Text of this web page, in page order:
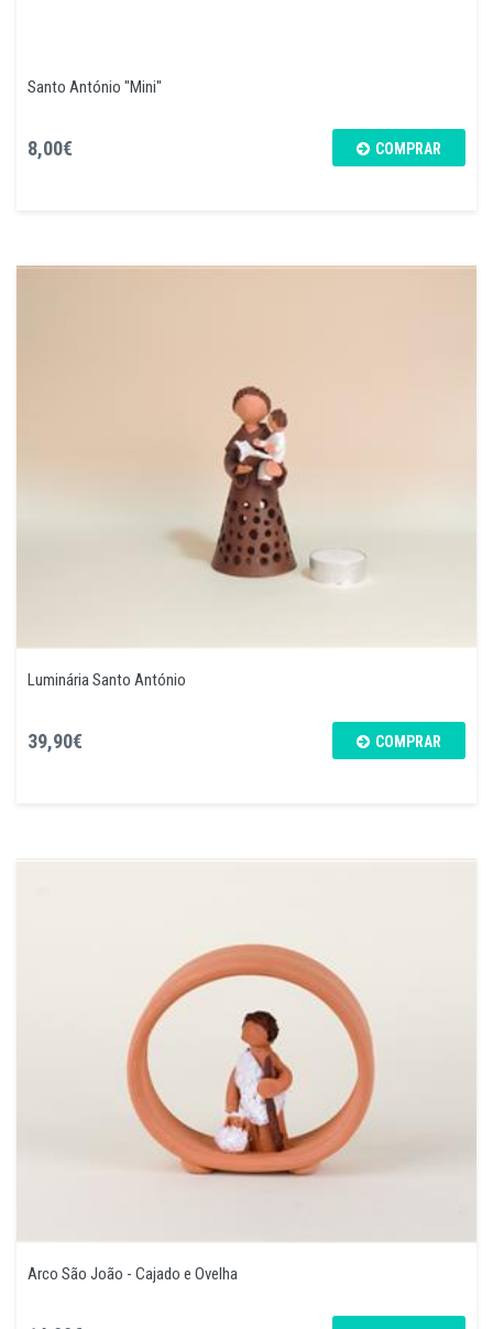
Santo António "Mini"
8,00€ COMPRAR
Luminária Santo António
39,90€ COMPRAR
Arco São João - Cajado e Ovelha